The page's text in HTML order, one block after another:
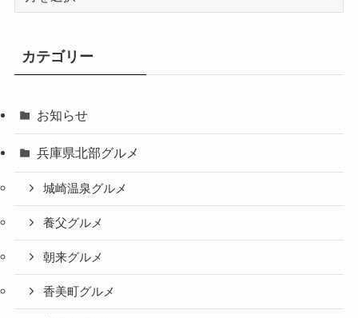
ブ
カテゴリー
お知らせ
兵庫県北部グルメ
城崎温泉グルメ
養父グルメ
朝来グルメ
香美町グルメ